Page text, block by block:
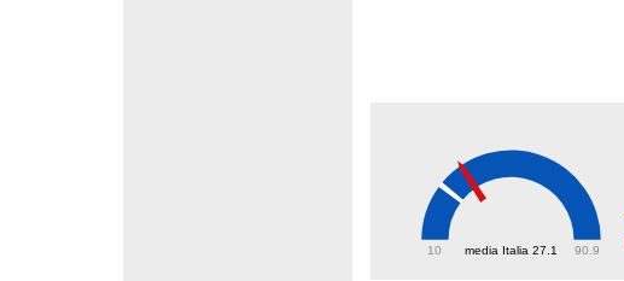
media Italia 27.1
10 90.9